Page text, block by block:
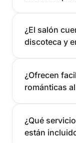
¿El salón
discoteca y
¿Ofrecen
románticas
¿Qué
están